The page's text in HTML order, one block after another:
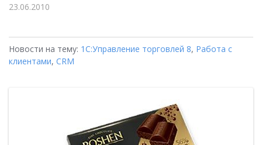
23.06.2010
Новости на тему: 1С:Управление торговлей 8, Работа с
клиентами, CRM